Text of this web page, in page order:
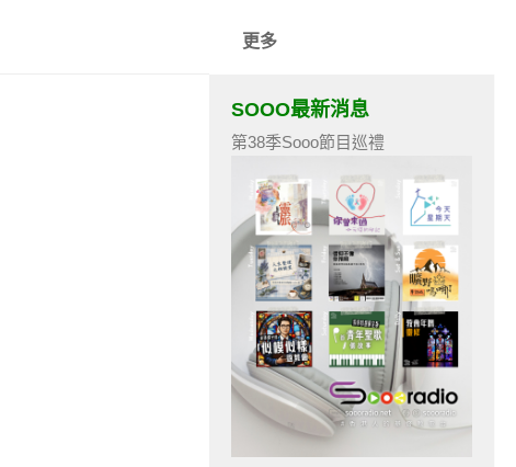
更多
SOOO最新消息
第38季Sooo節目巡禮